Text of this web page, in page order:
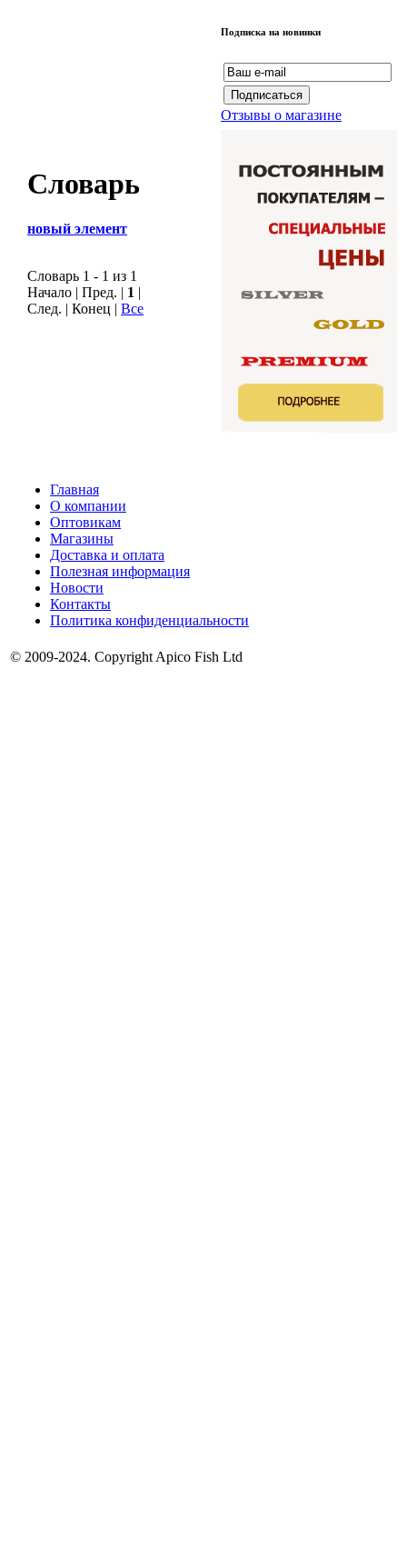
Словарь
новый элемент
Словарь 1 - 1 из 1
Начало | Пред. | 1 |
След. | Конец | Все
Подписка на новинки
Отзывы о магазине
Главная
О компании
Оптовикам
Магазины
Доставка и оплата
Полезная информация
Новости
Контакты
Политика конфиденциальности
© 2009-2024. Copyright Apico Fish Ltd